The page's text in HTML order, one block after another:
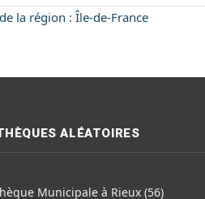
la région : Île-de-France
ALÉATOIRES
Municipale à Rieux (56)